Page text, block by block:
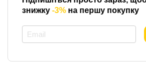
знижку -3% на першу покупку